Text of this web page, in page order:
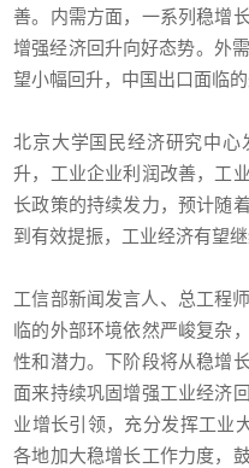
善。内需方面，一系列稳增
增强经济回升向好态势。外
望小幅回升，中国出口面临
北京大学国民经济研究中
升，工业企业利润改善，工
长政策的持续发力，预计随
到有效提振，工业经济有望继
工信部新闻发言人、总工程
临的外部环境依然严峻复杂
性和潜力。下阶段将从稳增
面来持续巩固增强工业经济
业增长引领，充分发挥工业
各地加大稳增长工作力度，